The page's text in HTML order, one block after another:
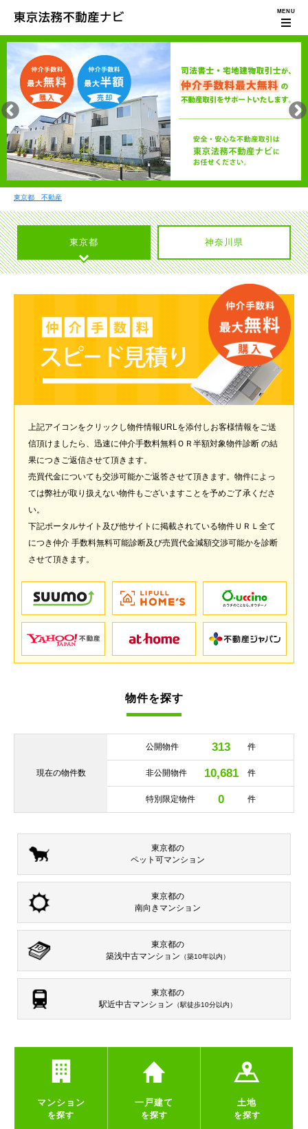
東京都 不動産
東京都 神奈川県
上記アイコンをクリックし物件情報URLを添付しお客様情報をご送
信頂けましたら、迅速に仲介手数料無料ＯＲ半額対象物件診断 の結
果につきご返信させて頂きます。
売買代金についても交渉可能かご返答させて頂きます。物件によっ
ては弊社が取り扱えない物件もございますことを予めご了承くださ
い。
下記ポータルサイト及び他サイトに掲載されている物件ＵＲＬ全て
につき仲介 手数料無料可能診断及び売買代金減額交渉可能かを診断
させて頂きます。
物件を探す
現在の物件数
公開物件 313 件
非公開物件 10,681 件
特別限定物件 0 件
東京都の
ペット可マンション
東京都の
南向き マンション
東京都の
築浅中古マンション （築10年以内）
東京都の
駅近中古マンション （駅徒歩10分以内）
マンション
を探す
一戸建て
を探す
土地
を探す